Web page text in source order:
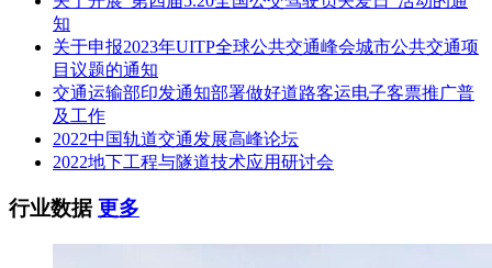
知
关于申报2023年UITP全球公共交通峰会城市公共交通项
目议题的通知
交通运输部印发通知部署做好道路客运电子客票推广普
及工作
2022中国轨道交通发展高峰论坛
2022地下工程与隧道技术应用研讨会
行业数据更多